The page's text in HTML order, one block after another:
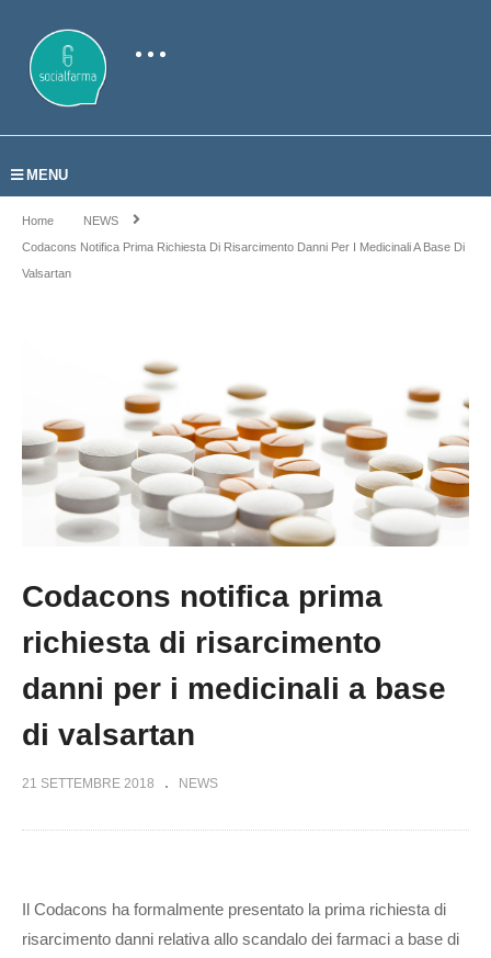
MENU
Home
NEWS
Codacons Notifica Prima Richiesta Di Risarcimento Danni Per I Medicinali A Base Di
Valsartan
Codacons notifica prima
richiesta di risarcimento
danni per i medicinali a base
di valsartan
21 SETTEMBRE 2018 NEWS
Il Codacons ha formalmente presentato la prima richiesta di
risarcimento danni relativa allo scandalo dei farmaci a base di